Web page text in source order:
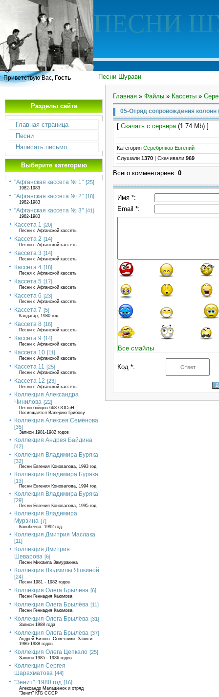
ПЕСНИ
Песни Шурави
Приветствую Вас, Гость
Разделы сайта
Главная страница
Песни
Написать письмо
Выберите категорию
"Афганская кассета № 1" [25]
1982-1983
"Афганская кассета № 2" [18]
1982-1983
"Афганская кассета № 3" [41]
1982-1983
Кассета 1 [20]
Песни с Афганской кассеты
Кассета 2 [14]
Песни с Афганской кассеты
Кассета 3 [14]
Песни с Афганской кассеты
Кассета 4 [18]
Песня с Афганской кассеты
Кассета 5 [17]
Песни с Афганской кассеты
Кассета 6 [23]
Песни с Афганской кассеты
Кассета 7 [5]
Кандагар, 1980 год
Кассета 8 [16]
Песни с Афганской кассеты
Кассета 9 [14]
Песни с Афганской кассеты
Кассета 10 [11]
Песни с Афганской кассеты
Кассета 11 [25]
Песни с Афганской кассеты
Кассета 12 [23]
Песни с Афганской кассеты
Коллекция Александра
Чинилова [22]
Песни бойцов 668 ООСпН.
Посвящается Валерию Грибову
Коллекция Алексея Семёнова
[35]
Записи 1981-1982 годов
Коллекция Андрея Байдина
[42]
Коллекция Владимира Буряка
[32]
Песни Евгения Коновалова, 1993 год
Коллекция Владимира Буряка
[13]
Песни Евгения Коновалова, 1994 год
Коллекция Владимира Буряка
[29]
Песни Евгения Коновалова, 1995 год
Коллекция Владимира
Мурзина [7]
Конобеево. 1992 год.
Коллекция Дмитрия Маслака
[11]
Коллекция Дмитрия
Шеварова [6]
Песни Михаила Замуракина
Коллекция Людмилы Яшкиной
[24]
Песни 1981 - 1982 годов
Коллекция Олега Брылёва [6]
Песни Геннадия Каюмова
Коллекция Олега Брылёва [11]
Песни Геннадия Каюмова.
Коллекция Олега Брылёва [31]
Записи 1988 года
Коллекция Олега Брылёва [37]
Андрей Битков. Советники. Записи
1986-1988 годов
Коллекция Олега Цепкало [25]
Записи 1985 - 1986 годов
Коллекция Сергея
Шарахматова [44]
"Зенит". 1980 год [16]
Александр Малашёнок и отряд
"Зенит" КГБ СССР
Главная » Файлы » Кассеты »
05-Отряд сопровождения колонн
[ Скачать с сервера(1.74 Mb) ]
Категория Серебряков Евгений
Слушали 1370 Скачивали 969
Всего комментариев: 0
Имя *:
Email *:
Все смайлы
Код *: